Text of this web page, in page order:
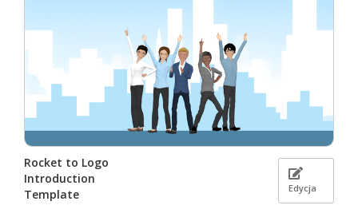
Rocket to Logo
Introduction
Template
Edycja